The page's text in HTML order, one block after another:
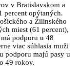
v Bratislavskom a
percent opýtaných.
a Žilinského
miest (61 percent),
podporu u 48
viac súhlasia muži
podporu majú pasy u
49 rokov.